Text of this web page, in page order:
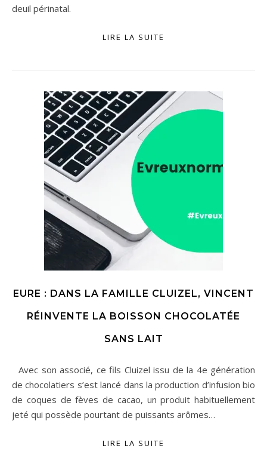
deuil périnatal.
LIRE LA SUITE
EURE : DANS LA FAMILLE CLUIZEL, VINCENT
RÉINVENTE LA BOISSON CHOCOLATÉE
SANS LAIT
Avec son associé, ce fils Cluizel issu de la 4e génération
de chocolatiers s’est lancé dans la production d’infusion bio
de coques de fèves de cacao, un produit habituellement
jeté qui possède pourtant de puissants arômes…
LIRE LA SUITE